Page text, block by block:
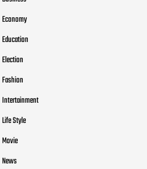
Economy
Education
Election
Fashion
Intertainment
Life Style
Movie
News